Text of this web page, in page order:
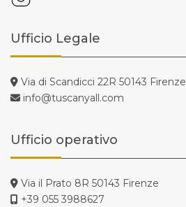
Ufficio Legale
Via di Scandicci 22R 50143 Firenze
info@tuscanyall.com
Ufficio operativo
Via il Prato 8R 50143 Firenze
+39 055 3988627